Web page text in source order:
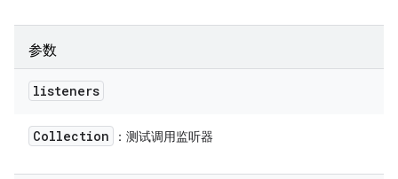
参数
listeners
Collection ：测试调用监听器